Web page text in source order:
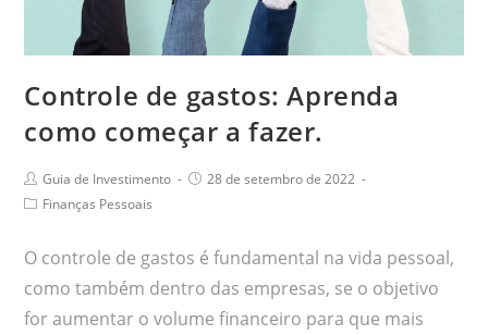
Controle de gastos: Aprenda
como começar a fazer.
Guia de Investimento
28 de setembro de 2022
Finanças Pessoais
O controle de gastos é fundamental na vida pessoal,
como também dentro das empresas, se o objetivo
for aumentar o volume financeiro para que mais